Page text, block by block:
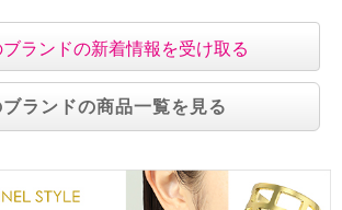
ブランドの新着情報を受け取る
ブランドの商品一覧を見る